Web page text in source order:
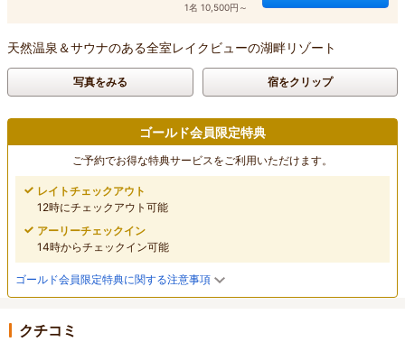
1名 10,500円～
天然温泉＆サウナのある全室レイクビューの湖畔リゾート
写真をみる 宿をクリップ
ゴールド会員限定特典
ご予約でお得な特典サービスをご利用いただけます。
レイトチェックアウト
12時にチェックアウト可能
アーリーチェックイン
14時からチェックイン可能
ゴールド会員限定特典に関する注意事項
クチコミ